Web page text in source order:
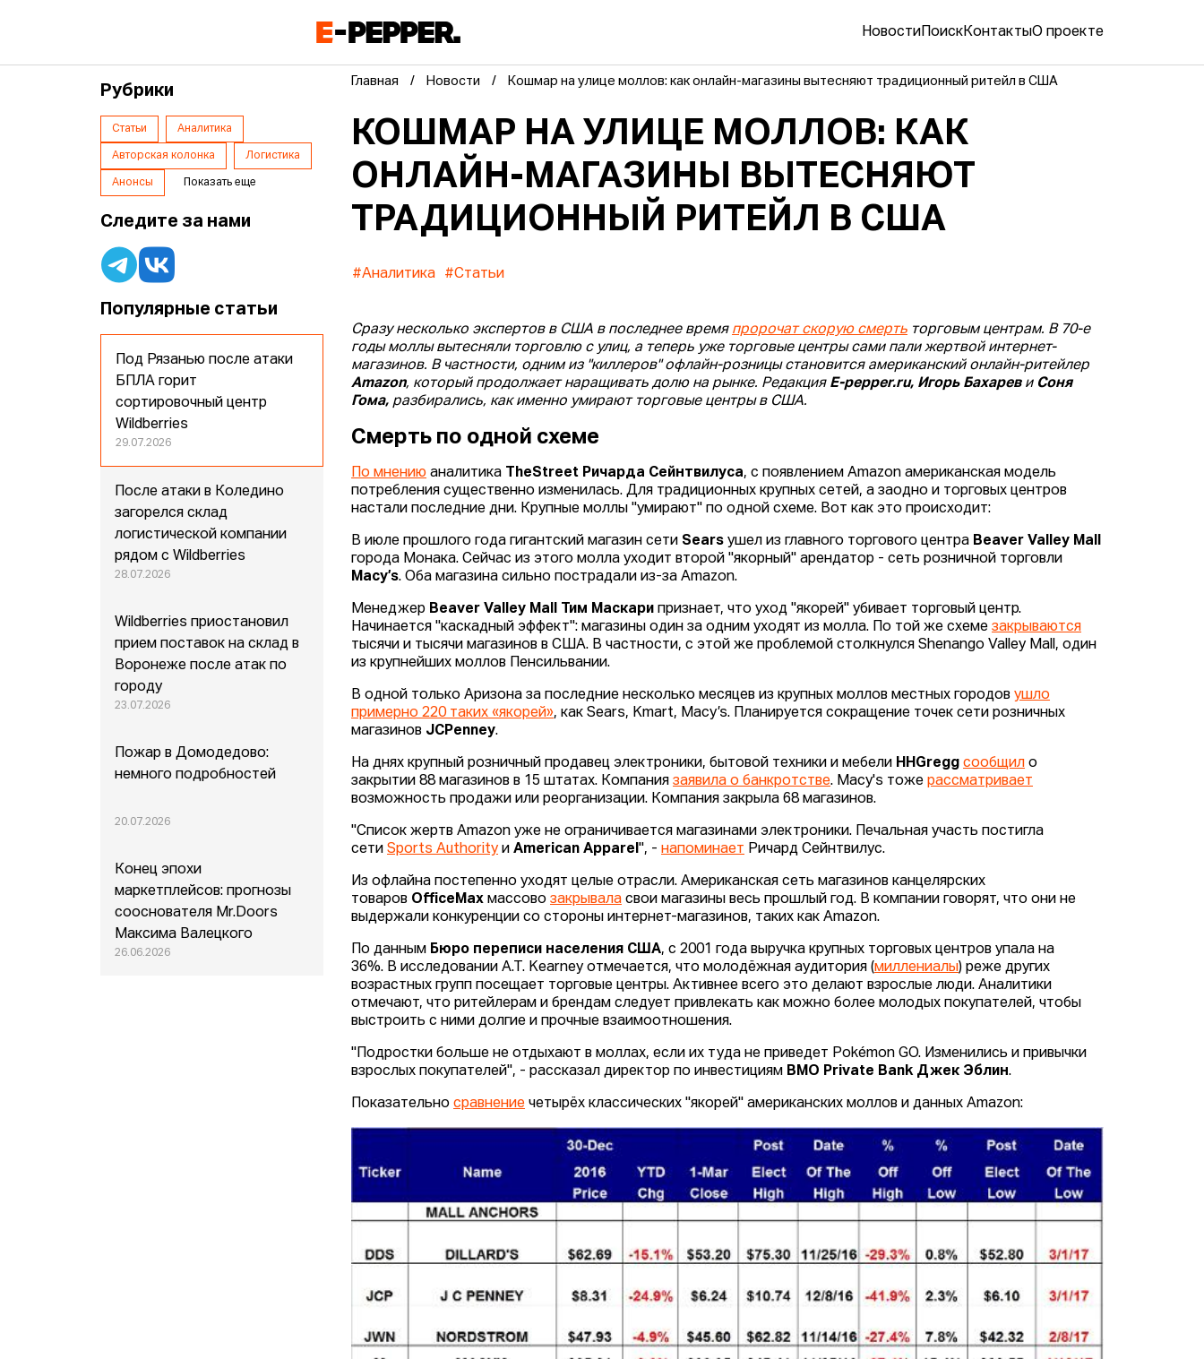
Новости ПоискКонтактыО проекте
Главная Новости Кошмар на улице моллов: как онлайн-магазины вытесняют традиционный ритейл в США
КОШМАР НА УЛИЦЕ МОЛЛОВ: КАК
ОНЛАЙН-МАГАЗИНЫ ВЫТЕСНЯЮТ
ТРАДИЦИОННЫЙ РИТЕЙЛ В США
#Аналитика #Статьи
Сразу несколько экспертов в США в последнее время пророчат скорую смерть торговым центрам. В 70-е
годы моллы вытесняли торговлю с улиц, а теперь уже торговые центры сами пали жертвой интернет-
магазинов. В частности, одним из "киллеров" офлайн-розницы становится американский онлайн-ритейлер
Amazon, который продолжает наращивать долю на рынке. Редакция E-pepper.ru, Игорь Бахареви Соня
Гома, разбирались, как именно умирают торговые центры в США.
Смерть по одной схеме
По мнению аналитика TheStreet Ричарда Сейнтвилуса, с появлением Amazon американская модель
потребления существенно изменилась. Для традиционных крупных сетей, а заодно и торговых центров
настали последние дни. Крупные моллы "умирают" по одной схеме. Вот как это происходит:
В июле прошлого года гигантский магазин сети Sears ушел из главного торгового центра Beaver Valley Mall
города Монака. Сейчас из этого молла уходит второй "якорный" арендатор - сеть розничной торговли
Macy’s. Оба магазина сильно пострадали из-за Amazon.
Менеджер Beaver Valley Mall Тим Маскари признает, что уход "якорей" убивает торговый центр.
Начинается "каскадный эффект": магазины один за одним уходят из молла. По той же схемезакрываются
тысячи и тысячи магазинов в США. В частности, с этой же проблемой столкнулся Shenango Valley Mall, один
из крупнейших моллов Пенсильвании.
В одной только Аризона за последние несколько месяцев из крупных моллов местных городовушло
примерно 220 таких «якорей», как Sears, Kmart, Macy’s. Планируется сокращение точек сети розничных
магазинов JCPenney.
На днях крупный розничный продавец электроники, бытовой техники и мебели HHGregg сообщил о
закрытии 88 магазинов в 15 штатах. Компаниязаявила о банкротстве. Macy's тожерассматривает
возможность продажи или реорганизации. Компания закрыла 68 магазинов.
"Список жертв Amazon уже не ограничивается магазинами электроники. Печальная участь постигла
сетиSports Authority иAmerican Apparel", -напоминает Ричард Сейнтвилус.
Из офлайна постепенно уходят целые отрасли. Американская сеть магазинов канцелярских
товаров OfficeMax массовозакрывала свои магазины весь прошлый год. В компании говорят, что они не
выдержали конкуренции со стороны интернет-магазинов, таких как Amazon.
По данным Бюро переписи населения США, с 2001 года выручка крупных торговых центров упала на
36%. В исследовании A.T. Kearney отмечается, что молодёжная аудитория (миллениалы) реже других
возрастных групп посещает торговые центры. Активнее всего это делают взрослые люди. Аналитики
отмечают, что ритейлерам и брендам следует привлекать как можно более молодых покупателей, чтобы
выстроить с ними долгие и прочные взаимоотношения.
"Подростки больше не отдыхают в моллах, если их туда не приведет Pokémon GO. Изменились и привычки
взрослых покупателей", - рассказал директор по инвестициям BMO Private Bank Джек Эблин.
Показательносравнение четырёх классических "якорей" американских моллов и данных Amazon:
Рубрики
Статьи Аналитика
Авторская колонка Логистика
Анонсы Показать еще
Следите за нами
Популярные статьи
Под Рязанью после атаки
БПЛА горит
сортировочный центр
Wildberries
29.07.2026
После атаки в Коледино
загорелся склад
логистической компании
рядом с Wildberries
28.07.2026
Wildberries приостановил
прием поставок на склад в
Воронеже после атак по
городу
23.07.2026
Пожар в Домодедово:
немного подробностей
20.07.2026
Конец эпохи
маркетплейсов: прогнозы
сооснователя Mr.Doors
Максима Валецкого
26.06.2026